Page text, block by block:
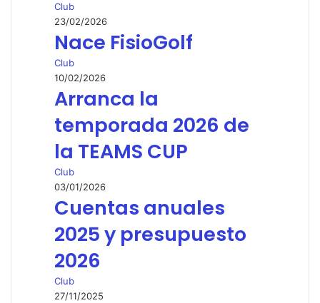
Club
23/02/2026
Nace FisioGolf
Club
10/02/2026
Arranca la
temporada 2026 de
la TEAMS CUP
Club
03/01/2026
Cuentas anuales
2025 y presupuesto
2026
Club
27/11/2025